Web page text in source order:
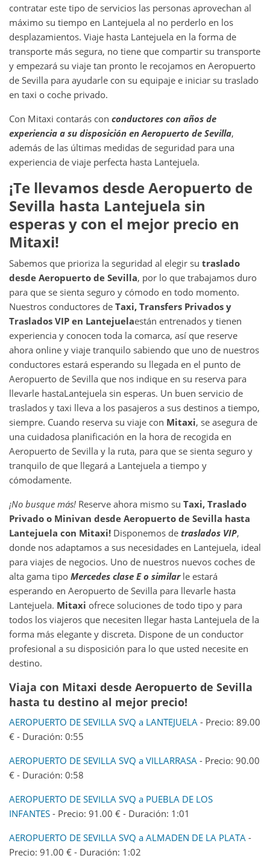
contratar este tipo de servicios las personas aprovechan al
máximo su tiempo en Lantejuela al no perderlo en los
desplazamientos. Viaje hasta Lantejuela en la forma de
transporte más segura, no tiene que compartir su transporte
y empezará su viaje tan pronto le recojamos en Aeropuerto
de Sevilla para ayudarle con su equipaje e iniciar su traslado
en taxi o coche privado.
Con Mitaxi contarás con conductores con años de
experiencia a su disposición enAeropuerto de Sevilla,
además de las últimas medidas de seguridad para una
experiencia de viaje perfecta hasta Lantejuela.
¡Te llevamos desdeAeropuerto de
Sevilla hasta Lantejuela sin
esperas y con el mejor precio en
Mitaxi!
Sabemos que prioriza la seguridad al elegir su traslado
desde Aeropuerto de Sevilla, por lo que trabajamos duro
para que se sienta seguro y cómodo en todo momento.
Nuestros conductores de Taxi, Transfers Privados y
Traslados VIP en Lantejuelaestán entrenados y tienen
experiencia y conocen toda la comarca, así que reserve
ahora online y viaje tranquilo sabiendo que uno de nuestros
conductores estará esperando su llegada en el punto de
Aeropuerto de Sevilla que nos indique en su reserva para
llevarle hastaLantejuela sin esperas. Un buen servicio de
traslados y taxi lleva a los pasajeros a sus destinos a tiempo,
siempre. Cuando reserva su viaje con Mitaxi, se asegura de
una cuidadosa planificación en la hora de recogida en
Aeropuerto de Sevilla y la ruta, para que se sienta seguro y
tranquilo de que llegará a Lantejuela a tiempo y
cómodamente.
¡No busque más! Reserve ahora mismo su Taxi, Traslado
Privado o Minivan desde Aeropuerto de Sevilla hasta
Lantejuela con Mitaxi! Disponemos de traslados VIP,
donde nos adaptamos a sus necesidades en Lantejuela, ideal
para viajes de negocios. Uno de nuestros nuevos coches de
alta gama tipo Mercedes clase E o similarle estará
esperando en Aeropuerto de Sevilla para llevarle hasta
Lantejuela. Mitaxi ofrece soluciones de todo tipo y para
todos los viajeros que necesiten llegar hasta Lantejuela de la
forma más elegante y discreta. Dispone de un conductor
profesional a su disposición para lo que usted necesite en
destino.
Viaja con Mitaxi desde Aeropuerto de Sevilla
hasta tu destino al mejor precio!
AEROPUERTO DE SEVILLA SVQ a LANTEJUELA - Precio: 89.00
€ - Duración: 0:55
AEROPUERTO DE SEVILLA SVQ a VILLARRASA - Precio: 90.00
€ - Duración: 0:58
AEROPUERTO DE SEVILLA SVQ a PUEBLA DE LOS
INFANTES - Precio: 91.00 € - Duración: 1:01
AEROPUERTO DE SEVILLA SVQ a ALMADEN DE LA PLATA -
Precio: 91.00 € - Duración: 1:02